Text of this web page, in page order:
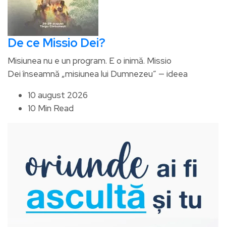
De ce Missio Dei?
Misiunea nu e un program. E o inimă. Missio
Dei înseamnă „misiunea lui Dumnezeu” — ideea
10 august 2026
10 Min Read